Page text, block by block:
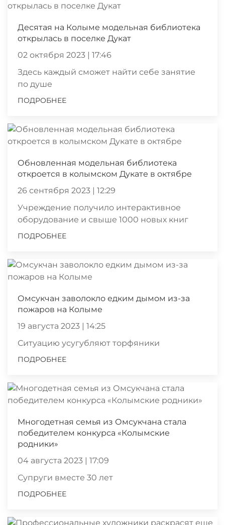
Десятая на Колыме модельная библиотека
открылась в поселке Дукат
02 октября 2023 | 17:46
Здесь каждый сможет найти себе занятие
по душе
ПОДРОБНЕЕ
Обновленная модельная библиотека
откроется в колымском Дукате в октябре
26 сентября 2023 | 12:29
Учреждение получило интерактивное
оборудование и свыше 1000 новых книг
ПОДРОБНЕЕ
Омсукчан заволокло едким дымом из-за
пожаров на Колыме
19 августа 2023 | 14:25
Ситуацию усугубляют торфяники
ПОДРОБНЕЕ
Многодетная семья из Омсукчана стала
победителем конкурса «Колымские
родники»
04 августа 2023 | 17:09
Супруги вместе 30 лет
ПОДРОБНЕЕ